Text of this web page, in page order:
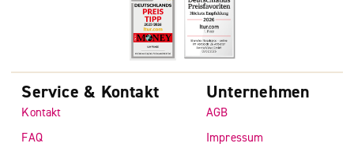
Service & Kontakt
Kontakt
FAQ
Unternehmen
AGB
Impressum